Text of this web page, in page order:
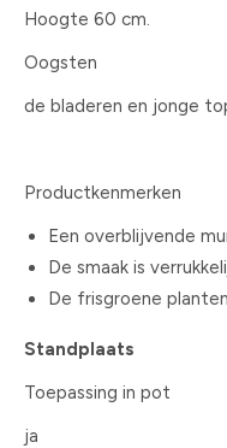
Hoogte 60 cm.
Oogsten
de bladeren en jonge
Productkenmerken
Een overblijvende
De smaak is
De frisgroene
Standplaats
Toepassing in pot
ja